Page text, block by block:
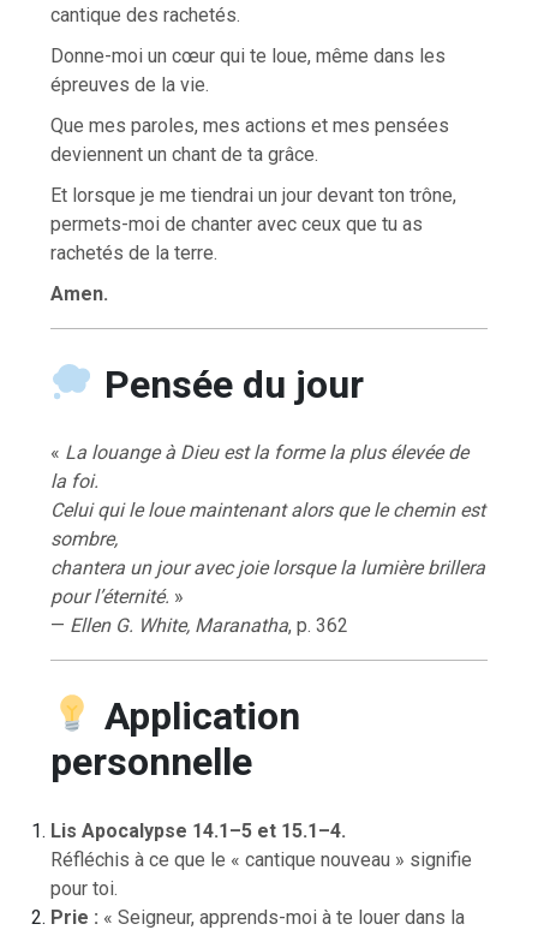
cantique des rachetés.
Donne-moi un cœur qui te loue, même dans les
épreuves de la vie.
Que mes paroles, mes actions et mes pensées
deviennent un chant de ta grâce.
Et lorsque je me tiendrai un jour devant ton trône,
permets-moi de chanter avec ceux que tu as
rachetés de la terre.
Amen.
Pensée du jour
« La louange à Dieu est la forme la plus élevée de
la foi.
Celui qui le loue maintenant alors que le chemin est
sombre,
chantera un jour avec joie lorsque la lumière brillera
pour l’éternité. »
— Ellen G. White, Maranatha, p. 362
Application
personnelle
Lis Apocalypse 14.1–5 et 15.1–4.
Réfléchis à ce que le « cantique nouveau » signifie
pour toi.
Prie : « Seigneur, apprends-moi à te louer dans la